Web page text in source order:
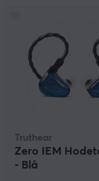
Truthear
Zero IEM
- Blå